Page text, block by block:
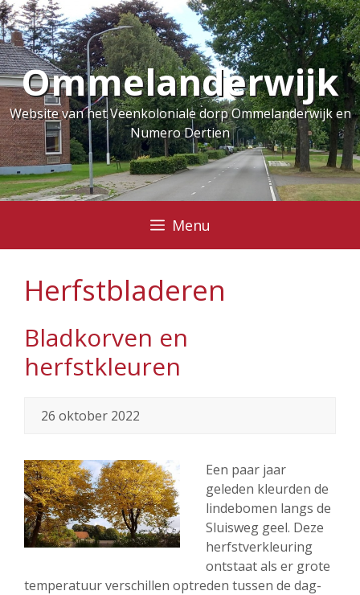
Ga
naar
de
inhoudOmmelanderwijk
Website van het Veenkoloniale dorp Ommelanderwijk en
Numero Dertien
Menu
Herfstbladeren
Bladkorven en
herfstkleuren
26 oktober 2022
Een paar jaar
geleden kleurden de
lindebomen langs de
Sluisweg geel. Deze
herfstverkleuring
ontstaat als er grote
temperatuur verschillen optreden tussen de dag-